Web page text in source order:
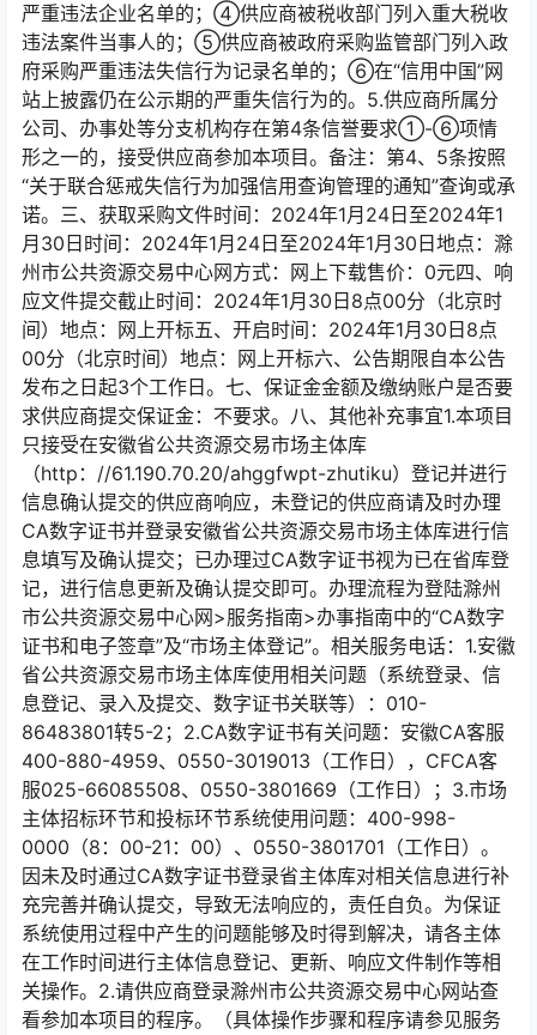
严重违法企业名单的；④供应商被税收部⻔列⼊重⼤税收
违法案件当事⼈的；⑤供应商被政府采购监管部⻔列⼊政
府采购严重违法失信⾏为记录名单的；⑥在“信⽤中国”⽹
站上披露仍在公⽰期的严重失信⾏为的。5.供应商所属分
公司、办事处等分⽀机构存在第4条信誉要求①-⑥项情
形之⼀的，接受供应商参加本项⽬。备注：第4、5条按照
“关于联合惩戒失信⾏为加强信⽤查询管理的通知”查询或承
诺。三、获取采购⽂件时间：2024年1⽉24⽇⾄2024年1
⽉30⽇时间：2024年1⽉24⽇⾄2024年1⽉30⽇地点：滁
州市公共资源交易中⼼⽹⽅式：⽹上下载售价：0元四、响
应⽂件提交截⽌时间：2024年1⽉30⽇8点00分（北京时
间）地点：⽹上开标五、开启时间：2024年1⽉30⽇8点
00分（北京时间）地点：⽹上开标六、公告期限⾃本公告
发布之⽇起3个⼯作⽇。七、保证⾦⾦额及缴纳账⼾是否要
求供应商提交保证⾦：不要求。⼋、其他补充事宜1.本项⽬
只接受在安徽省公共资源交易市场主体库
（http：//61.190.70.20/ahggfwpt-zhutiku）登记并进⾏
信息确认提交的供应商响应，未登记的供应商请及时办理
CA数字证书并登录安徽省公共资源交易市场主体库进⾏信
息填写及确认提交；已办理过CA数字证书视为已在省库登
记，进⾏信息更新及确认提交即可。办理流程为登陆滁州
市公共资源交易中⼼⽹>服务指南>办事指南中的“CA数字
证书和电⼦签章”及“市场主体登记”。相关服务电话：1.安徽
省公共资源交易市场主体库使⽤相关问题（系统登录、信
息登记、录⼊及提交、数字证书关联等）：010-
86483801转5-2；2.CA数字证书有关问题：安徽CA客服
400-880-4959、0550-3019013（⼯作⽇），CFCA客
服025-66085508、0550-3801669（⼯作⽇）；3.市场
主体招标环节和投标环节系统使⽤问题：400-998-
0000（8：00-21：00）、0550-3801701（⼯作⽇）。
因未及时通过CA数字证书登录省主体库对相关信息进⾏补
充完善并确认提交，导致⽆法响应的，责任⾃负。为保证
系统使⽤过程中产⽣的问题能够及时得到解决，请各主体
在⼯作时间进⾏主体信息登记、更新、响应⽂件制作等相
关操作。2.请供应商登录滁州市公共资源交易中⼼⽹站查
看参加本项⽬的程序。（具体操作步骤和程序请参⻅服务